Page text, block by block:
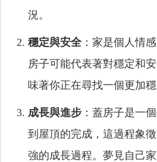
況。
穩定與安全：家是個人情
房子可能代表著對穩定和
味著你正在尋找一個更加穩
成長與進步 ：蓋房子是一
到屋頂的完成，這過程象
強的成長過程。夢見自己